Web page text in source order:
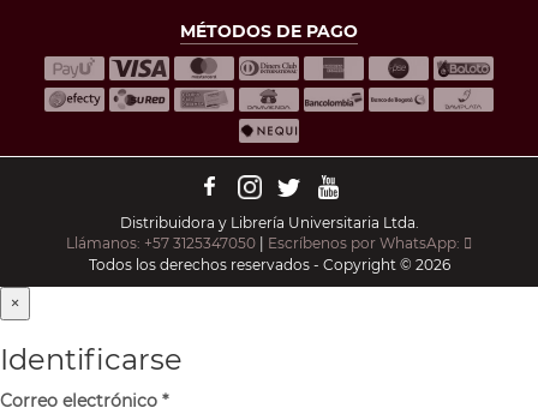
MÉTODOS DE PAGO
Distribuidora y Librería Universitaria Ltda.
Llámanos: +57 3125347050
Escríbenos por WhatsApp:
Todos los derechos reservados - Copyright © 2026
×
Identificarse
Correo electrónico *